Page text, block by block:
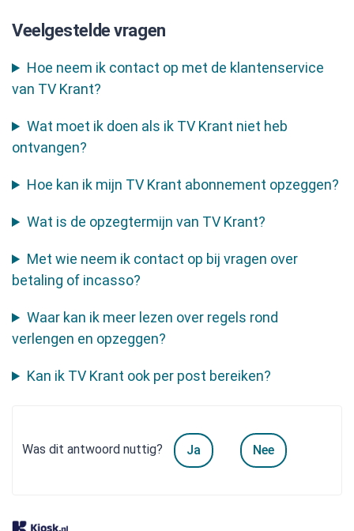
Veelgestelde vragen
Hoe neem ik contact op met de klantenservice
van TV Krant?
Wat moet ik doen als ik TV Krant niet heb
ontvangen?
Hoe kan ik mijn TV Krant abonnement opzeggen?
Wat is de opzegtermijn van TV Krant?
Met wie neem ik contact op bij vragen over
betaling of incasso?
Waar kan ik meer lezen over regels rond
verlengen en opzeggen?
Kan ik TV Krant ook per post bereiken?
Was dit antwoord nuttig? Ja Nee